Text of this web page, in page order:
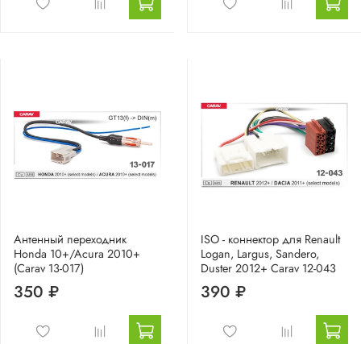
Антенный переходник
Honda 10+/Acura 2010+
(Carav 13-017)
350 ₽
ISO - коннектор для Renault
Logan, Largus, Sandero,
Duster 2012+ Carav 12-043
390 ₽